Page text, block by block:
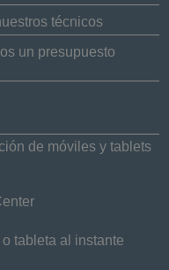
técnicos
un presupuesto
de móviles y tablets
tableta al instante